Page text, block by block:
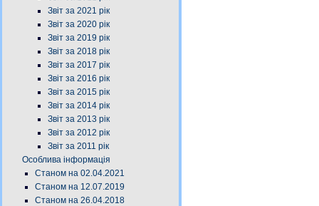
Звіт за 2021 рік
Звіт за 2020 рік
Звіт за 2019 рік
Звіт за 2018 рік
Звіт за 2017 рік
Звіт за 2016 рік
Звіт за 2015 рік
Звіт за 2014 рік
Звіт за 2013 рік
Звіт за 2012 рік
Звіт за 2011 рік
Особлива інформація
Станом на 02.04.2021
Станом на 12.07.2019
Станом на 26.04.2018